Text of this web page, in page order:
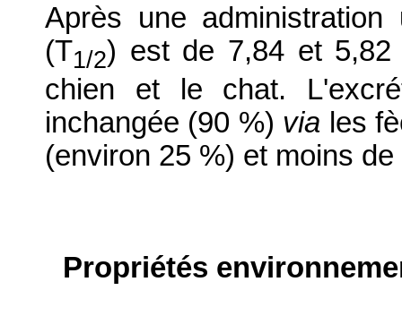
Après une administration
(T1/2) est de 7,84 et 5,82
chien et le chat.
inchangée (90 %) via les
(environ 25 %) et moins
Propriétés